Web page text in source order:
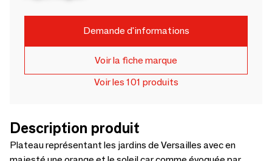
Demande d'informations
Voir la fiche marque
Voir les 101 produits
Description produit
Plateau représentant les jardins de Versailles avec en